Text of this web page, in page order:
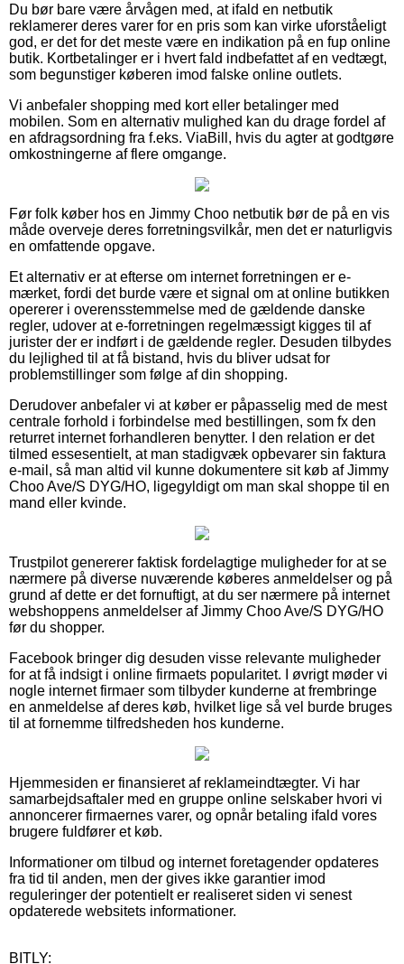
Du bør bare være årvågen med, at ifald en netbutik
reklamerer deres varer for en pris som kan virke uforståeligt
god, er det for det meste være en indikation på en fup online
butik. Kortbetalinger er i hvert fald indbefattet af en vedtægt,
som begunstiger køberen imod falske online outlets.
Vi anbefaler shopping med kort eller betalinger med
mobilen. Som en alternativ mulighed kan du drage fordel af
en afdragsordning fra f.eks. ViaBill, hvis du agter at godtgøre
omkostningerne af flere omgange.
Før folk køber hos en Jimmy Choo netbutik bør de på en vis
måde overveje deres forretningsvilkår, men det er naturligvis
en omfattende opgave.
Et alternativ er at efterse om internet forretningen er e-
mærket, fordi det burde være et signal om at online butikken
opererer i overensstemmelse med de gældende danske
regler, udover at e-forretningen regelmæssigt kigges til af
jurister der er indført i de gældende regler. Desuden tilbydes
du lejlighed til at få bistand, hvis du bliver udsat for
problemstillinger som følge af din shopping.
Derudover anbefaler vi at køber er påpasselig med de mest
centrale forhold i forbindelse med bestillingen, som fx den
returret internet forhandleren benytter. I den relation er det
tilmed essesentielt, at man stadigvæk opbevarer sin faktura
e-mail, så man altid vil kunne dokumentere sit køb af Jimmy
Choo Ave/S DYG/HO, ligegyldigt om man skal shoppe til en
mand eller kvinde.
Trustpilot genererer faktisk fordelagtige muligheder for at se
nærmere på diverse nuværende køberes anmeldelser og på
grund af dette er det fornuftigt, at du ser nærmere på internet
webshoppens anmeldelser af Jimmy Choo Ave/S DYG/HO
før du shopper.
Facebook bringer dig desuden visse relevante muligheder
for at få indsigt i online firmaets popularitet. I øvrigt møder vi
nogle internet firmaer som tilbyder kunderne at frembringe
en anmeldelse af deres køb, hvilket lige så vel burde bruges
til at fornemme tilfredsheden hos kunderne.
Hjemmesiden er finansieret af reklameindtægter. Vi har
samarbejdsaftaler med en gruppe online selskaber hvori vi
annoncerer firmaernes varer, og opnår betaling ifald vores
brugere fuldfører et køb.
Informationer om tilbud og internet foretagender opdateres
fra tid til anden, men der gives ikke garantier imod
reguleringer der potentielt er realiseret siden vi senest
opdaterede websitets informationer.
BITLY: